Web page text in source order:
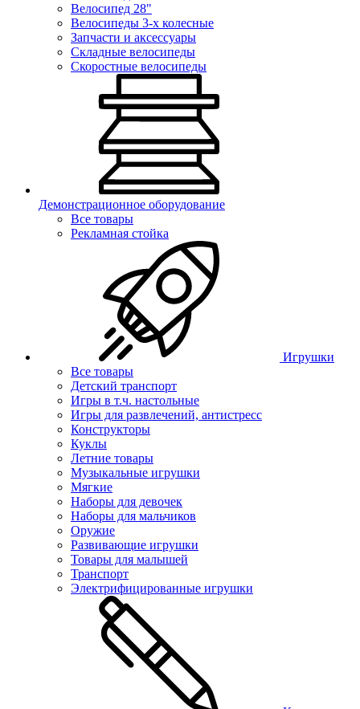
Велосипед 28"
Велосипеды 3-х колесные
Запчасти и аксессуары
Складные велосипеды
Скоростные велосипеды
Демонстрационное оборудование
Все товары
Рекламная стойка
Игрушки
Все товары
Детский транспорт
Игры в т.ч. настольные
Игры для развлечений, антистресс
Конструкторы
Куклы
Летние товары
Музыкальные игрушки
Мягкие
Наборы для девочек
Наборы для мальчиков
Оружие
Развивающие игрушки
Товары для малышей
Транспорт
Электрифицированные игрушки